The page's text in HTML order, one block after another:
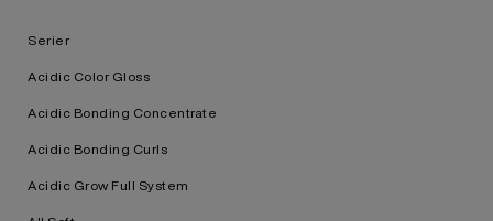
Serier
Acidic Color Gloss
Acidic Bonding Concentrate
Acidic Bonding Curls
Acidic Grow Full System